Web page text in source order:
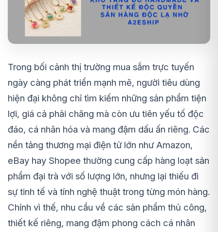
Trong bối cảnh thị trường mua sắm trực tuyến
ngày càng phát triển mạnh mẽ, người tiêu dùng
hiện đại không chỉ tìm kiếm những sản phẩm tiện
lợi, giá cả phải chăng mà còn ưu tiên yếu tố độc
đáo, cá nhân hóa và mang đậm dấu ấn riêng. Các
nền tảng thương mại điện tử lớn như Amazon,
eBay hay Shopee thường cung cấp hàng loạt sản
phẩm đại trà với số lượng lớn, nhưng lại thiếu đi
sự tinh tế và tính nghệ thuật trong từng món hàng.
Chính vì thế, nhu cầu về các sản phẩm thủ công,
thiết kế riêng, mang đậm phong cách cá nhân